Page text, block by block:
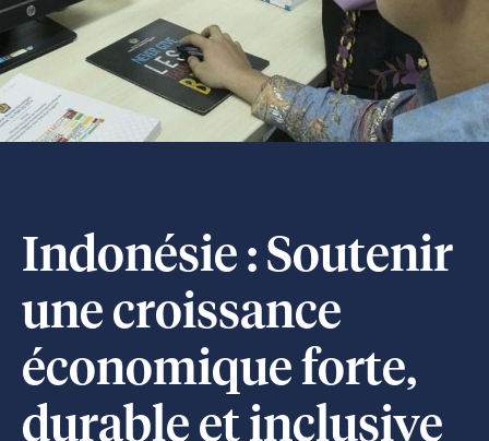
Indonésie : Soutenir
une croissance
économique forte,
durable et inclusive